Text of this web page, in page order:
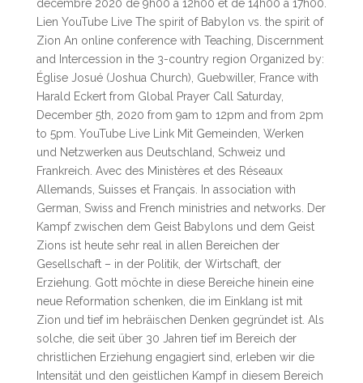
décembre 2020 de 9h00 à 12h00 et de 14h00 à 17h00.
Lien YouTube Live The spirit of Babylon vs. the spirit of
Zion An online conference with Teaching, Discernment
and Intercession in the 3-country region Organized by:
Église Josué (Joshua Church), Guebwiller, France with
Harald Eckert from Global Prayer Call Saturday,
December 5th, 2020 from 9am to 12pm and from 2pm
to 5pm. YouTube Live Link Mit Gemeinden, Werken
und Netzwerken aus Deutschland, Schweiz und
Frankreich. Avec des Ministères et des Réseaux
Allemands, Suisses et Français. In association with
German, Swiss and French ministries and networks. Der
Kampf zwischen dem Geist Babylons und dem Geist
Zions ist heute sehr real in allen Bereichen der
Gesellschaft – in der Politik, der Wirtschaft, der
Erziehung. Gott möchte in diese Bereiche hinein eine
neue Reformation schenken, die im Einklang ist mit
Zion und tief im hebräischen Denken gegründet ist. Als
solche, die seit über 30 Jahren tief im Bereich der
christlichen Erziehung engagiert sind, erleben wir die
Intensität und den geistlichen Kampf in diesem Bereich